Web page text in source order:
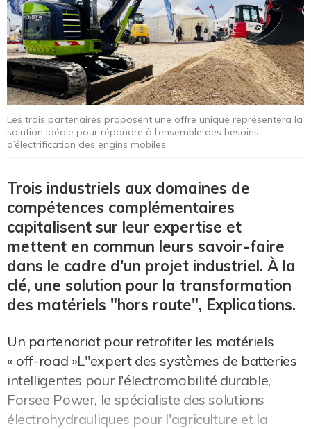
Les trois partenaires proposent une offre unique représentera la
solution idéale pour répondre à l’ensemble des besoins
d’électrification des engins mobiles.
Trois industriels aux domaines de
compétences complémentaires
capitalisent sur leur expertise et
mettent en commun leurs savoir-faire
dans le cadre d'un projet industriel. À la
clé, une solution pour la transformation
des matériels "hors route", Explications.
Un partenariat pour retrofiter les matériels
« off-road »L"expert des systèmes de batteries
intelligentes pour l'électromobilité durable,
Forsee Power, le spécialiste des solutions
électrohydrauliques pour l'agriculture et la